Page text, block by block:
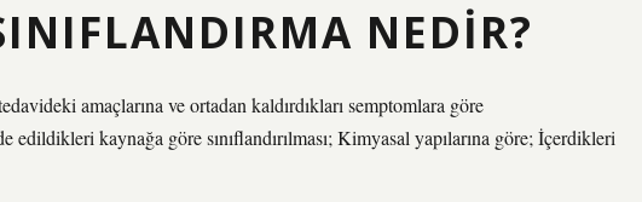
NEDIR?
amaçlarına ve ortadan kaldırdıkları semptomlara göre
edildikleri kaynağa göre sınıflandırılması; Kimyasal yapılarına göre; İçerdikleri